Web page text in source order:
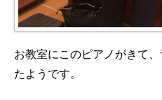
お教室にこのピアノがきて
たようです。